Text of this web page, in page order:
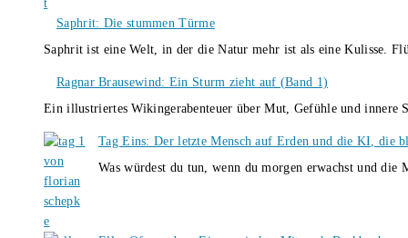
Saphrit: Die stummen Türme
Saphrit ist eine Welt, in der die Natur mehr ist als eine Kulisse.
Ragnar Brausewind: Ein Sturm zieht auf (Band 1)
Ein illustriertes Wikingerabenteuer über Mut, Gefühle und
Tag Eins: Der letzte Mensch auf Erden und die KI, die
Was würdest du tun, wenn du morgen erwachst und